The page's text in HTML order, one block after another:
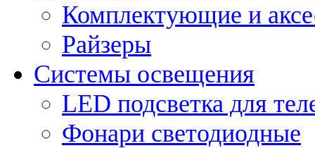
Комплектующие и
Райзеры
Системы освещения
LED подсветка для
Фонари светодиодные